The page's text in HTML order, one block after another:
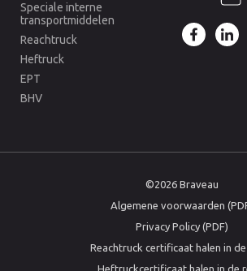
Speciale interne
transportmiddelen
Reachtruck
Heftruck
EPT
BHV
©2026 Braveau
Algemene voorwaarden
Privacy Policy (PDF)
Reachtruck certificaat halen in
Heftruckcertificaat halen in de